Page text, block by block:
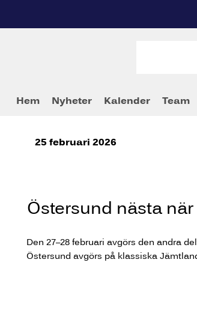
Hem Nyheter Kalender Team
25 februari 2026
Östersund nästa
Den 27–28 februari avgörs den andra
Östersund avgörs på klassiska